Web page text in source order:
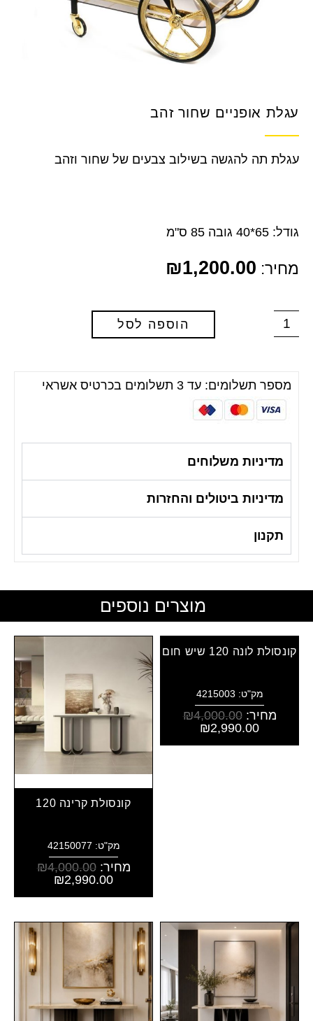
עגלת אופניים שחור זהב
עגלת תה להגשה בשילוב צבעים של שחור וזהב
גודל: 65*40 גובה 85 ס"מ
מחיר: ₪1,200.00
הוספה לסל
מספר תשלומים: עד 3 תשלומים בכרטיס אשראי
מדיניות משלוחים
מדיניות ביטולים והחזרות
תקנון
מוצרים נוספים
קונסולת לונה 120 שיש חום
מק"ט: 4215003
מחיר: ₪4,000.00
₪2,990.00
קונסולת קרינה 120
מק"ט: 42150077
מחיר: ₪4,000.00
₪2,990.00